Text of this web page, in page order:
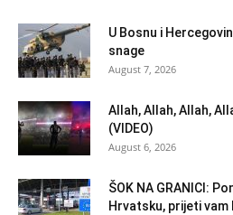
U Bosnu i
snage
August 7, 2026
Allah, Allah, Allah,
(VIDEO)
August 6, 2026
ŠOK NA GRANICI:
Hrvatsku, prijeti